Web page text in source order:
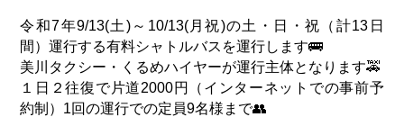
体験 グルメ・お土産
宿泊
令和7年9/13(土)～10/13(月祝)の土・日・祝（計13日
間）運行する有料シャトルバスを運行します🚌
美川タクシー・くるめハイヤーが運行主体となります🚕
１日２往復で片道2000円（インターネットでの事前予
約制）1回の運行での定員9名様まで👥